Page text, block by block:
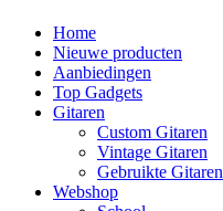
Home
Nieuwe producten
Aanbiedingen
Top Gadgets
Gitaren
Custom Gitaren
Vintage Gitaren
Gebruikte Gitaren
Webshop